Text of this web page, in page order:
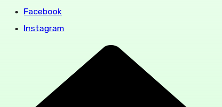
Facebook
Instagram